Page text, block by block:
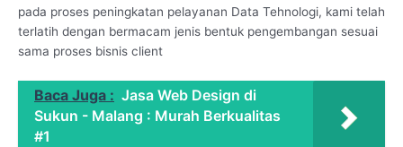
pada proses peningkatan pelayanan Data Tehnologi, kami telah
terlatih dengan bermacam jenis bentuk pengembangan sesuai
sama proses bisnis client
Baca Juga : Jasa Web Design di
Sukun - Malang : Murah Berkualitas
#1